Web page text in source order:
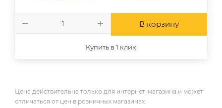
В корзину
Купить в 1 клик
Цена действительна только для интернет-магазина и может
отличаться от цен в розничных магазинах